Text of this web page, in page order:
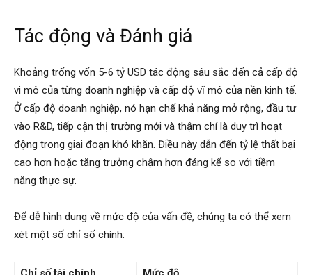
Tác động và Đánh giá
Khoảng trống vốn 5-6 tỷ USD tác động sâu sắc đến cả cấp độ
vi mô của từng doanh nghiệp và cấp độ vĩ mô của nền kinh tế.
Ở cấp độ doanh nghiệp, nó hạn chế khả năng mở rộng, đầu tư
vào R&D, tiếp cận thị trường mới và thậm chí là duy trì hoạt
động trong giai đoạn khó khăn. Điều này dẫn đến tỷ lệ thất bại
cao hơn hoặc tăng trưởng chậm hơn đáng kể so với tiềm
năng thực sự.
Để dễ hình dung về mức độ của vấn đề, chúng ta có thể xem
xét một số chỉ số chính: